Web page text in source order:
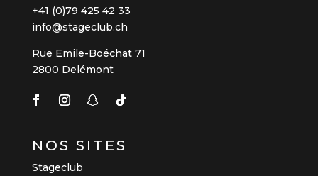
+41 (0)79 425 42 33
info@stageclub.ch
Rue Emile-Boéchat 71
2800 Delémont
NOS SITES
Stageclub